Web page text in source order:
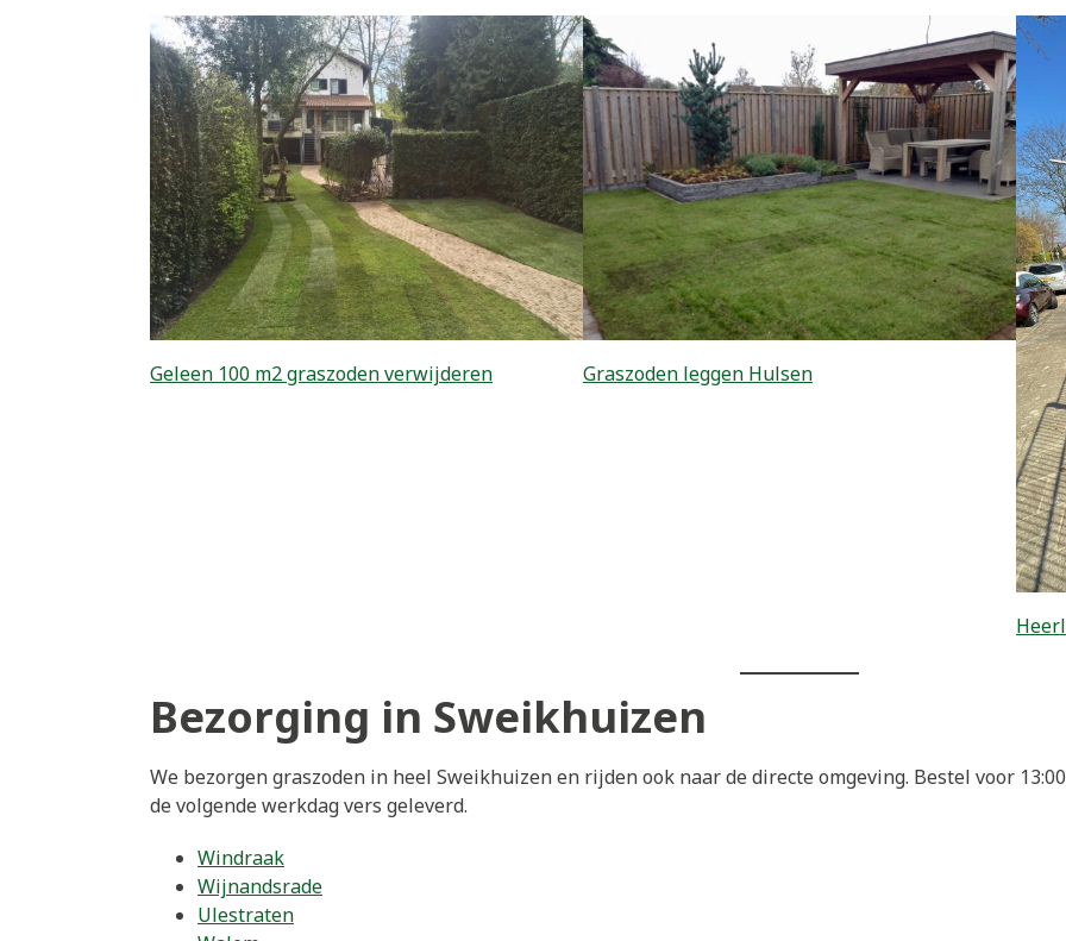
Geleen 100 m2 graszoden verwijderen Graszoden leggen Hulsen
Bezorging in Sweikhuizen
We bezorgen graszoden in heel Sweikhuizen en rijden ook naar de directe omgeving. Bestel voor
de volgende werkdag vers geleverd.
Windraak
Wijnandsrade
Ulestraten